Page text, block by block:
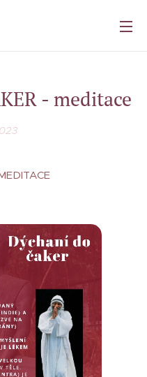
- meditace